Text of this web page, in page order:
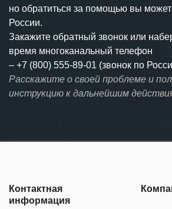
но обратиться за помощью вы
России.
Закажите обратный звонок или
время многоканальный телефон
– +7 (800) 555-89-01 (звонок по
Расскажите о своей проблеме и
инструкцию к дальнейшим
Контактная
информация